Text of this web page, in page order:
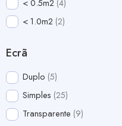
< 1.0m2 2
Ecrã
Duplo 5
Simples 25
Transparente 9